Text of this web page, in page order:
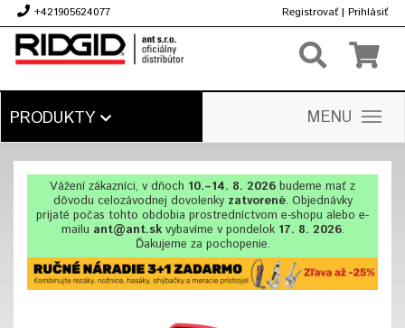
+421905624077 Registrovať | Prihlásiť
PRODUKTY MENU
Vážení zákazníci, v dňoch 10.–14. 8. 2026 budeme mať z
dôvodu celozávodnej dovolenkyzatvorené. Objednávky
prijaté počas tohto obdobia prostredníctvom e-shopu alebo e-
mailu ant@ant.skvybavíme v pondelok 17. 8. 2026.
Ďakujeme za pochopenie.